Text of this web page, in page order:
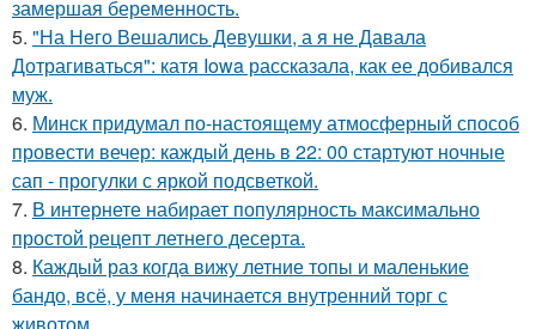
замершая беременность.
5. "На Него Вешались Девушки, а я не Давала
Дотрагиваться": катя Iowa рассказала, как ее добивался
муж.
6. Минск придумал по-настоящему атмосферный способ
провести вечер: каждый день в 22: 00 стартуют ночные
сап - прогулки с яркой подсветкой.
7. В интернете набирает популярность максимально
простой рецепт летнего десерта.
8. Каждый раз когда вижу летние топы и маленькие
бандо, всё, у меня начинается внутренний торг с